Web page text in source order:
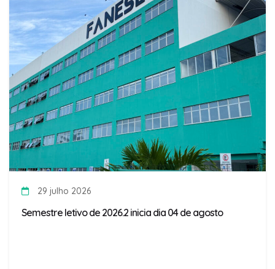
29 julho 2026
Semestre letivo de 2026.2 inicia dia 04 de agosto